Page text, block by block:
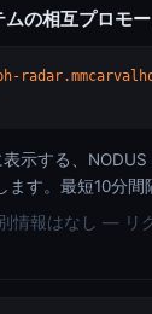
ムの相互プロ
示する、
ます。最短10分
情報はなし — リ